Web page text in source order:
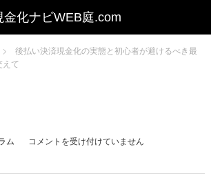
後払い決済現金化の実態と初心者が避けるべき最
えて
ム
後
い
コメントを受け付けていません